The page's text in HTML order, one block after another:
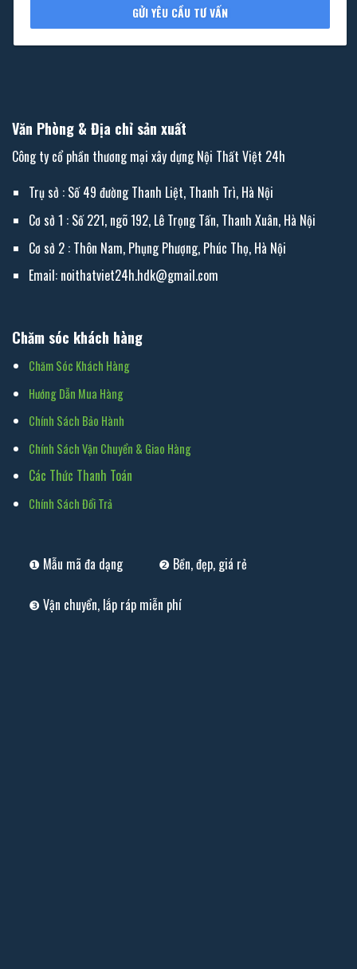
GỬI YÊU CẦU TƯ VẤN
Văn Phòng & Địa chỉ sản xuất
Công ty cổ phần thương mại xây dựng Nội Thất Việt 24h
Trụ sở : Số 49 đường Thanh Liệt, Thanh Trì, Hà Nội
Cơ sở 1 : Số 221, ngõ 192, Lê Trọng Tấn, Thanh Xuân, Hà Nội
Cơ sở 2 : Thôn Nam, Phụng Phượng, Phúc Thọ, Hà Nội
Email: noithatviet24h.hdk@gmail.com
Chăm sóc khách hàng
Chăm Sóc Khách Hàng
Hướng Dẫn Mua Hàng
Chính Sách Bảo Hành
Chính Sách Vận Chuyển & Giao Hàng
Các Thức Thanh Toán
Chính Sách Đổi Trả
❶ Mẫu mã đa dạng ❷ Bền, đẹp, giá rẻ
❸ Vận chuyển, lắp ráp miễn phí